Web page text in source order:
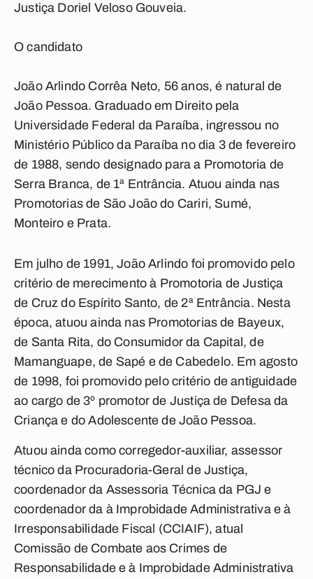
Justiça Doriel Veloso Gouveia.
O candidato
João Arlindo Corrêa Neto, 56 anos, é natural de
João Pessoa. Graduado em Direito pela
Universidade Federal da Paraíba, ingressou no
Ministério Público da Paraíba no dia 3 de fevereiro
de 1988, sendo designado para a Promotoria de
Serra Branca, de 1ª Entrância. Atuou ainda nas
Promotorias de São João do Cariri, Sumé,
Monteiro e Prata.
Em julho de 1991, João Arlindo foi promovido pelo
critério de merecimento à Promotoria de Justiça
de Cruz do Espírito Santo, de 2ª Entrância. Nesta
época, atuou ainda nas Promotorias de Bayeux,
de Santa Rita, do Consumidor da Capital, de
Mamanguape, de Sapé e de Cabedelo. Em agosto
de 1998, foi promovido pelo critério de antiguidade
ao cargo de 3º promotor de Justiça de Defesa da
Criança e do Adolescente de João Pessoa.
Atuou ainda como corregedor-auxiliar, assessor
técnico da Procuradoria-Geral de Justiça,
coordenador da Assessoria Técnica da PGJ e
coordenador da à Improbidade Administrativa e à
Irresponsabilidade Fiscal (CCIAIF), atual
Comissão de Combate aos Crimes de
Responsabilidade e à Improbidade Administrativa